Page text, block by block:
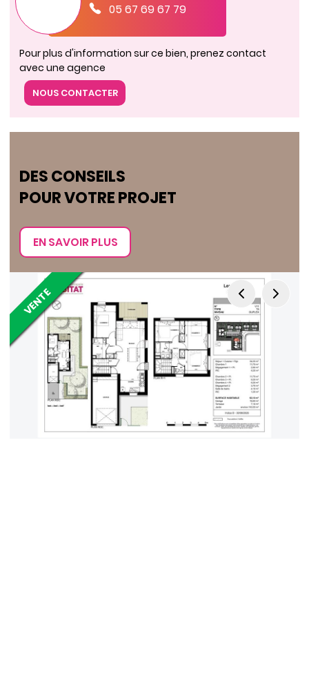
05 67 69 67 79
Pour plus d'information sur ce bien, prenez contact
avec une agence
NOUS CONTACTER
DES CONSEILS
POUR VOTRE PROJET
EN SAVOIR PLUS
VENTE